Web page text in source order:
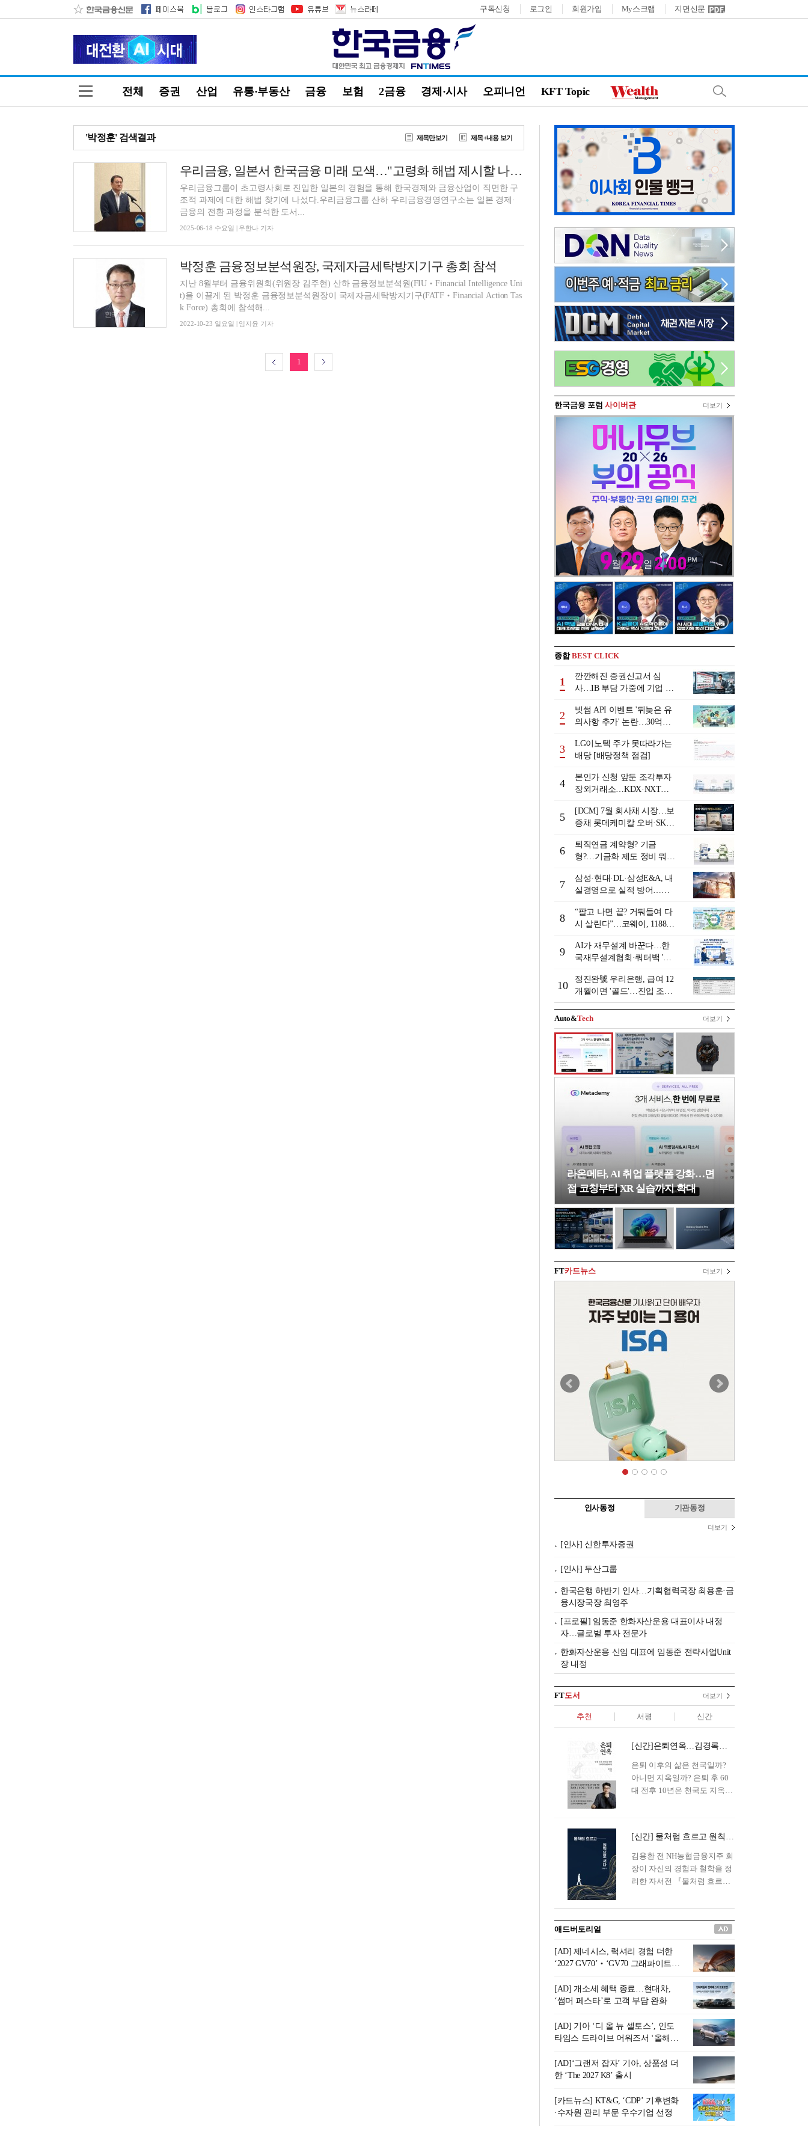
구독신청 로그인 회원가입 My스크랩 지면신문
전체 증권 산업 유통·부동산 금융 보험 2금융 경제·시사 오피니언 KFT Topic
'박정훈' 검색결과 제목만보기 제목+내용 보기
우리금융, 일본서 한국금융 미래 모색…"고령화 해법 제시할 나침반 될 것"
우리금융그룹이 초고령사회로 진입한 일본의 경험을 통해 한국경제와 금융산업이 직면한 구
조적 과제에 대한 해법 찾기에 나섰다.우리금융그룹 산하 우리금융경영연구소는 일본 경제·
금융의 전환 과정을 분석한 도서...
2025-06-18 수요일 | 우한나 기자
박정훈 금융정보분석원장, 국제자금세탁방지기구 총회 참석
지난 8월부터 금융위원회(위원장 김주현) 산하 금융정보분석원(FIU‧Financial Intelligence Uni
t)을 이끌게 된 박정훈 금융정보분석원장이 국제자금세탁방지기구(FATF‧Financial Action Tas
k Force) 총회에 참석해...
2022-10-23 일요일 | 임지윤 기자
1
한국금융 포럼 사이버관 더보기
종합BEST CLICK
1
깐깐해진 증권신고서 심
사…IB 부담 가중에 기업 자
2
빗썸 API 이벤트 '뒤늦은 유
의사항 추가' 논란…30억원
발
3
LG이노텍 주가 못따라가는
배당 [배당정책 점검]
4
본인가 신청 앞둔 조각투자
장외거래소…KDX·NXT컨
5
[DCM] 7월 회사채 시장…보
증채 롯데케미칼 오버·SK에
6
퇴직연금 계약형? 기금
형?…기금화 제도 정비 뭐길
(상)]
7
삼성·현대·DL·삼성E&A, 내
실경영으로 실적 방어…미
8
“팔고 나면 끝? 거둬들여 다
시 살린다”…코웨이, 1188만
9
AI가 재무설계 바꾼다…한
국재무설계협회·쿼터백 '베
10
정진완號 우리은행, 급여 12
개월이면 '골드'…진입 조건
낮춰 장기거래 락인 [은행권
머니무브 대응 전략]
Auto&Tech 더보기
라온메타, AI 취업 플랫폼 강화…면
접 코칭부터 XR 실습까지 확대
FT카드뉴스 더보기
인사동정 기관동정
더보기
[인사] 신한투자증권
[인사] 두산그룹
한국은행 하반기 인사…기획협력국장 최용훈·금
융시장국장 최영주
[프로필] 임동준 한화자산운용 대표이사 내정
자…글로벌 투자 전문가
한화자산운용 신임 대표에 임동준 전략사업Unit
장 내정
FT도서 더보기
추천 서평 신간
[신간]은퇴연옥…김경록의 은퇴 후 삶의 나침반
은퇴 이후의 삶은 천국일까?
아니면 지옥일까? 은퇴 후 60
대 전후 10년은 천국도 지옥도
은퇴 설계를 가이드해 온 김경
록 옵투스자산운용의 고문이
신간 『은퇴연옥』을 내놓았
다.단테는 지옥을 '모든 희망을
록 고문은 새로운 시각을 제시
0년의 과도기는 지옥이 아니라
정화와 성장의 공간인 ‘은퇴연
옥(Purgatory)’이라는 것이다.
연옥은 고통스럽지만 끝이 있
으며, 준비를 통해 천국으로 나
아갈 수 있는 희망의 장소라고
말한
[신간] 물처럼 흐르고 원칙으로 서다…김용환의 통찰을 담다
김용환 전 NH농협금융지주 회
장이 자신의 경험과 철학을 정
리한 자서전 『물처럼 흐르고
통 관료 출신으로 한국 금융의
주요 변곡점마다 중요한 역할
을 하고 금융 경영인으로서 큰
족적을 남긴 김 전 회장이 후배
세대에게 전하는 삶의 조언을
담은 인생 노트다.『물처럼 흐
르고 원칙으로 서다』는 단순
한 자서전을 넘어, 실패를 두려
워하지 않는 용기와 자신에 대
한 믿음이 어떻게 삶을 풍요롭
게 만드는지를 보여주는 지혜
의 보고로 평가된다.김용환 전
회장은 “인생의 목표가 크더라
도 조급해하지 말고 작은 것부
터 하나 하나 성취해 나가
라”고 조언한다. 뼈아픈 실패
조차 성공의 뼈대가 된다는 긍
애드버토리얼
[AD] 제네시스, 럭셔리 경험 더한
‘2027 GV70’‧‘GV70 그래파이트’
[AD] 개소세 혜택 종료…현대차,
‘썸머 페스타’로 고객 부담 완화
[AD] 기아 ‘디 올 뉴 셀토스’, 인도
타임스 드라이브 어워즈서 ‘올해의
[AD]‘그랜저 잡자’ 기아, 상품성 더
한 ‘The 2027 K8’ 출시
[카드뉴스] KT&G, ‘CDP’ 기후변화
·수자원 관리 부문 우수기업 선정